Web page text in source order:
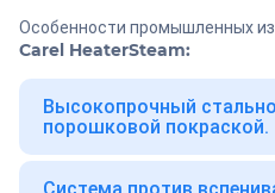
Особенности промышленных
Carel HeaterSteam:
Высокопрочный
порошковой покраской.